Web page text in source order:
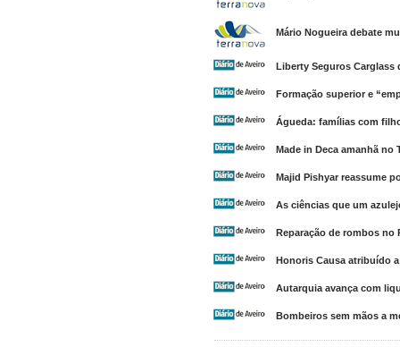
Mário Nogueira debate
Liberty Seguros Carglass
Formação superior e
Águeda: famílias com
Made in Deca amanhã no
Majid Pishyar reassume
As ciências que um
Reparação de rombos no
Honoris Causa atribuído
Autarquia avança com
Bombeiros sem mãos a